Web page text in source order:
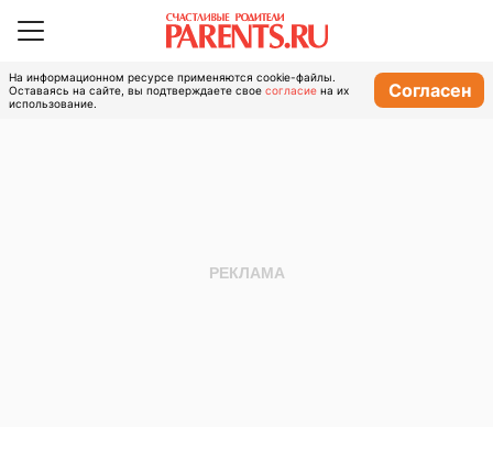
На информационном ресурсе применяются cookie-файлы.
Оставаясь на сайте, вы подтверждаете свое согласие на их
использование.
Согласен